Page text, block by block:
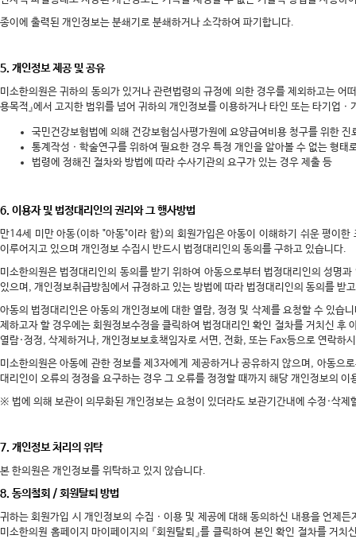
종이에 출력된 개인정보는 분쇄기로 분쇄하거나 소각하여 파기합니다.
5. 개인정보 제공 및 공유
미소한의원은 귀하의 동의가 있거나 관련법령의 규정에 의한 경우를 제외하고는 어
용목적』에서 고지한 범위를 넘어 귀하의 개인정보를 이용하거나 타인 또는 타기업
국민건강보험법에 의해 건강보험심사평가원에 요양급여비용 청구를 위한 진
통계작성ㆍ학술연구를 위하여 필요한 경우 특정 개인을 알아볼 수 없는 형태
법령에 정해진 절차와 방법에 따라 수사기관의 요구가 있는 경우 제출 등
6. 이용자 및 법정대리인의 권리와 그 행사방법
만14세 미만 아동(이하 "아동"이라 함)의 회원가입은 아동이 이해하기 쉬운 평이한
이루어지고 있으며 개인정보 수집시 반드시 법정대리인의 동의를 구하고 있습니다.
미소한의원은 법정대리인의 동의를 받기 위하여 아동으로부터 법정대리인의 성명
있으며, 개인정보취급방침에서 규정하고 있는 방법에 따라 법정대리인의 동의를 받
아동의 법정대리인은 아동의 개인정보에 대한 열람, 정정 및 삭제를 요청할 수 있습
제하고자 할 경우에는 회원정보수정을 클릭하여 법정대리인 확인 절차를 거치신 후
열람·정정, 삭제하거나, 개인정보보호책임자로 서면, 전화, 또는 Fax등으로 연락하
미소한의원은 아동에 관한 정보를 제3자에게 제공하거나 공유하지 않으며, 아동으
대리인이 오류의 정정을 요구하는 경우 그 오류를 정정할 때까지 해당 개인정보의 이
※ 법에 의해 보관이 의무화된 개인정보는 요청이 있더라도 보관기간내에 수정·삭제
7. 개인정보 처리의 위탁
본 한의원은 개인정보를 위탁하고 있지 않습니다.
8. 동의철회 / 회원탈퇴 방법
귀하는 회원가입 시 개인정보의 수집ㆍ이용 및 제공에 대해 동의하신 내용을 언제
미소한의원 홈페이지 마이페이지의 『회원탈퇴』를 클릭하여 본인 확인 절차를 거